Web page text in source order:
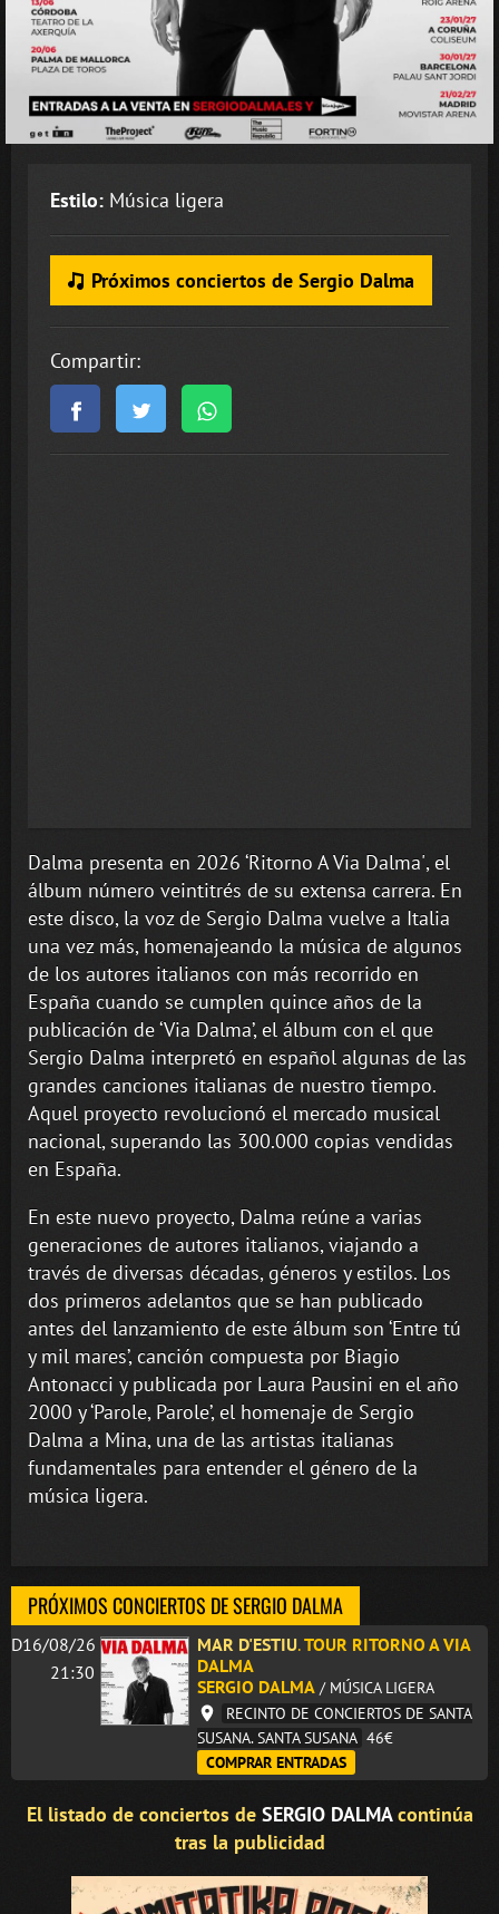
Estilo: Música ligera
Próximos conciertos de Sergio Dalma
Compartir:
Dalma presenta en 2026 ‘Ritorno A Via Dalma', el
álbum número veintitrés de su extensa carrera. En
este disco, la voz de Sergio Dalma vuelve a Italia
una vez más, homenajeando la música de algunos
de los autores italianos con más recorrido en
España cuando se cumplen quince años de la
publicación de ‘Via Dalma’, el álbum con el que
Sergio Dalma interpretó en español algunas de las
grandes canciones italianas de nuestro tiempo.
Aquel proyecto revolucionó el mercado musical
nacional, superando las 300.000 copias vendidas
en España.
En este nuevo proyecto, Dalma reúne a varias
generaciones de autores italianos, viajando a
través de diversas décadas, géneros y estilos. Los
dos primeros adelantos que se han publicado
antes del lanzamiento de este álbum son ‘Entre tú
y mil mares’, canción compuesta por Biagio
Antonacci y publicada por Laura Pausini en el año
2000 y ‘Parole, Parole’, el homenaje de Sergio
Dalma a Mina, una de las artistas italianas
fundamentales para entender el género de la
música ligera.
PRÓXIMOS CONCIERTOS DE SERGIO DALMA
D16/08/26
21:30
MAR D'ESTIU.TOUR RITORNO A VIA
DALMA
SERGIO DALMA / MÚSICA LIGERA
RECINTO DE CONCIERTOS DE SANTA
SUSANA. SANTA SUSANA 46€
COMPRAR ENTRADAS
El listado de conciertos de SERGIO DALMAcontinúa
tras la publicidad